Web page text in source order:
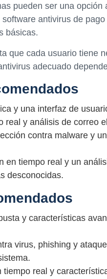
pueden ser una opción
antivirus de
básicas.
que cada usuario tiene
adecuado
y una interfaz de
real y análisis de correo
contra malware y
en tiempo real y un
desconocidas.
y características
virus, phishing y
real y